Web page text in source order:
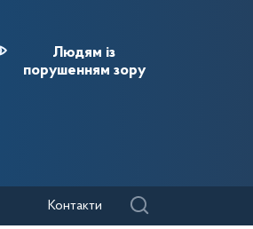
Людям із
порушенням зору
Контакти